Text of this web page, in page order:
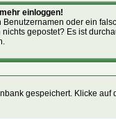
einloggen!
oder ein
gepostet? Es ist
gespeichert. Klicke auf